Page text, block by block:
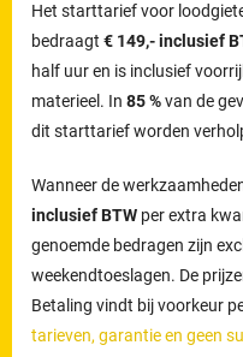
Het starttarief voor
bedraagt€ 149,- inclusief
half uur en is inclusief
materieel. In85 %van de
dit starttarief worden
Wanneer de
inclusief BTW per extra
genoemde bedragen zijn
weekendtoeslagen. De
Betaling vindt bij voorkeur
tarieven, garantie en geen